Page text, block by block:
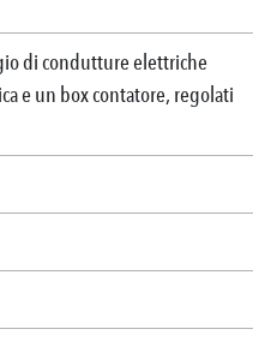
di condutture elettriche
e un box contatore, regolati